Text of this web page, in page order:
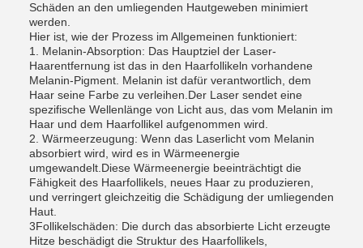
Schäden an den umliegenden Hautgeweben minimiert
werden.
Hier ist, wie der Prozess im Allgemeinen funktioniert:
1. Melanin-Absorption: Das Hauptziel der Laser-
Haarentfernung ist das in den Haarfollikeln vorhandene
Melanin-Pigment. Melanin ist dafür verantwortlich, dem
Haar seine Farbe zu verleihen.Der Laser sendet eine
spezifische Wellenlänge von Licht aus, das vom Melanin im
Haar und dem Haarfollikel aufgenommen wird.
2. Wärmeerzeugung: Wenn das Laserlicht vom Melanin
absorbiert wird, wird es in Wärmeenergie
umgewandelt.Diese Wärmeenergie beeinträchtigt die
Fähigkeit des Haarfollikels, neues Haar zu produzieren,
und verringert gleichzeitig die Schädigung der umliegenden
Haut.
3Follikelschäden: Die durch das absorbierte Licht erzeugte
Hitze beschädigt die Struktur des Haarfollikels,